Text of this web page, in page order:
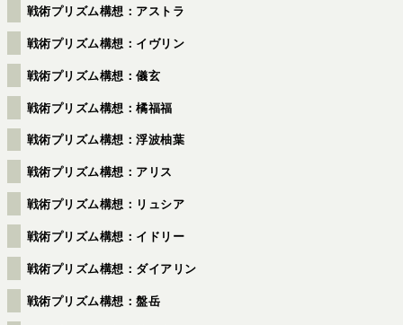
戦術プリズム構想：アストラ
戦術プリズム構想：イヴリン
戦術プリズム構想：儀玄
戦術プリズム構想：橘福福
戦術プリズム構想：浮波柚葉
戦術プリズム構想：アリス
戦術プリズム構想：リュシア
戦術プリズム構想：イドリー
戦術プリズム構想：ダイアリン
戦術プリズム構想：盤岳